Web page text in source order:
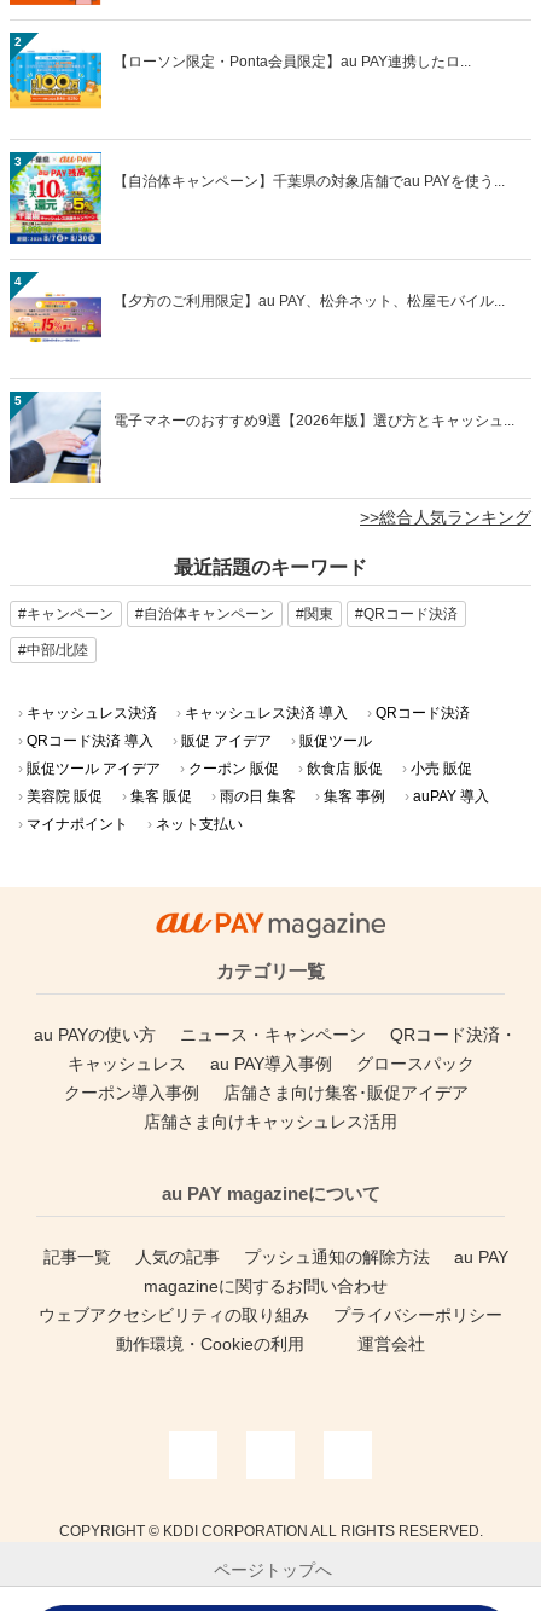
2
【ローソン限定・Ponta会員限定】au PAY連携したロ...
3
【自治体キャンペーン】千葉県の対象店舗でau PAYを使う...
4
【夕方のご利用限定】au PAY、松弁ネット、松屋モバイル...
5
電子マネーのおすすめ9選【2026年版】選び方とキャッシュ...
>>総合人気ランキング
最近話題のキーワード
#キャンペーン #自治体キャンペーン #関東 #QRコード決済
#中部/北陸
キャッシュレス決済 キャッシュレス決済 導入
QRコード決済
QRコード決済 導入
販促 アイデア
販促ツール
販促ツール アイデア
クーポン 販促 飲食店 販促
小売 販促
美容院 販促
集客 販促 雨の日 集客 集客 事例
auPAY 導入
マイナポイント
ネット支払い
カテゴリ一覧
au PAYの使い方 ニュース・キャンペーン
QRコード決済・
キャッシュレス
au PAY導入事例
グロースパック
クーポン導入事例
店舗さま向け集客･販促アイデア
店舗さま向けキャッシュレス活用
au PAY magazineについて
記事一覧 人気の記事 プッシュ通知の解除方法
au PAY
magazineに関するお問い合わせ
ウェブアクセシビリティの取り組み
プライバシーポリシー
動作環境・Cookieの利用
運営会社
COPYRIGHT © KDDI CORPORATION ALL RIGHTS RESERVED.
ページトップへ